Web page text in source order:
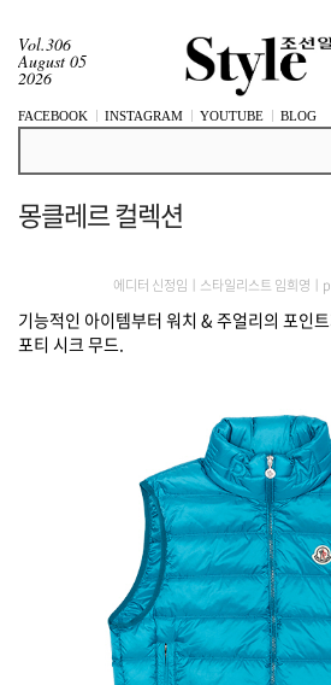
Vol.306
August 05
2026
FACEBOOK INSTAGRAM YOUTUBE BLOG
몽클레르 컬렉션
에디터 신정임ㅣ스타일리스트 임희
기능적인 아이템부터 워치 & 주얼리의 포인
포티 시크 무드.